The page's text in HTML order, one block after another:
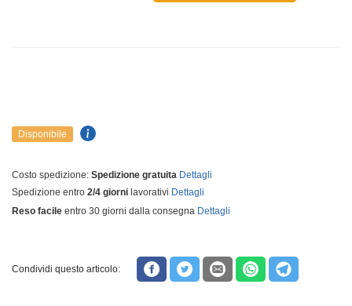
Disponibile
Costo spedizione: Spedizione gratuita Dettagli
Spedizione entro 2/4 giorni lavorativi Dettagli
Reso facile entro 30 giorni dalla consegna Dettagli
Condividi questo articolo: